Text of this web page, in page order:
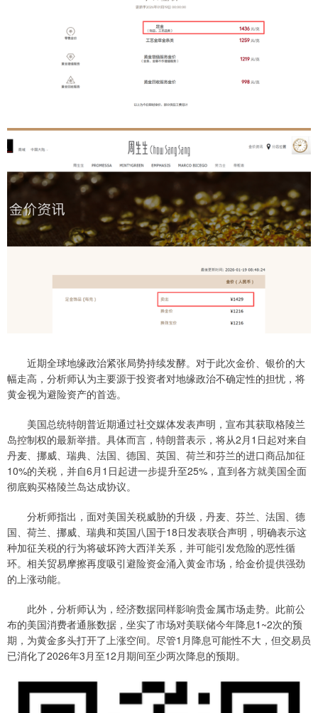
近期全球地缘政治紧张局势持续发酵。对于此次金价、银价的大
幅走高，分析师认为主要源于投资者对地缘政治不确定性的担忧，将
黄金视为避险资产的首选。
美国总统特朗普近期通过社交媒体发表声明，宣布其获取格陵兰
岛控制权的最新举措。具体而言，特朗普表示，将从2月1日起对来自
丹麦、挪威、瑞典、法国、德国、英国、荷兰和芬兰的进口商品加征
10%的关税，并自6月1日起进一步提升至25%，直到各方就美国全面
彻底购买格陵兰岛达成协议。
分析师指出，面对美国关税威胁的升级，丹麦、芬兰、法国、德
国、荷兰、挪威、瑞典和英国八国于18日发表联合声明，明确表示这
种加征关税的行为将破坏跨大西洋关系，并可能引发危险的恶性循
环。相关贸易摩擦再度吸引避险资金涌入黄金市场，给金价提供强劲
的上涨动能。
此外，分析师认为，经济数据同样影响贵金属市场走势。此前公
布的美国消费者通胀数据，坐实了市场对美联储今年降息1~2次的预
期，为黄金多头打开了上涨空间。尽管1月降息可能性不大，但交易员
已消化了2026年3月至12月期间至少两次降息的预期。